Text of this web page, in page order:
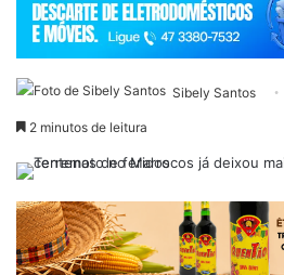
Sibely Santos
2 minutos de leitura